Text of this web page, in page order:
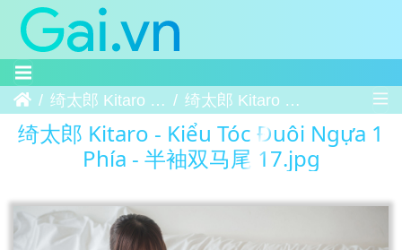
Trang chủ绮太郎 Kitaro - Kiểu Tóc Đuôi Ngựa 1 Phía - 半袖双马尾 绮太郎 Kitaro - Kiểu Tóc Đuôi Ngựa 1 Phía - 半袖双马尾 17
绮太郎 Kitaro - Kiểu Tóc Đuôi Ngựa 1
Phía - 半袖双马尾 17.jpg